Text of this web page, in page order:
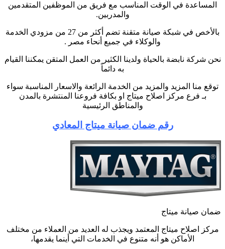
المساعدة في الوقت المناسب مع فريق من الموظفين المتقدمين
والمدربين.
بالأخص في شبكة صيانة متقنة تضم أكثر من 27 من مزودي الخدمة
والوكلاء في جميع أنحاء مصر .
نحن شركة نابضة بالحياة ولدينا الكثير من العمل المتقن يمكننا القيام
به دائماً
توقع منا المزيد والمزيد من الخدمة الرائعة والاسعار المناسبة سواء
بـ فرع مركز اصلاح ميتاج او بكافة فروعنا المنتشرة بالمدن
والمناطق الرئيسية
رقم ضمان صيانة ميتاج المعادي
ضمان صيانة ميتاج
مركز اصلاح ميتاج المعتمد ويجذب له العديد من العملاء من مختلف
الأماكن هو أنه متنوع في الخدمات التي أينما يقدمها،